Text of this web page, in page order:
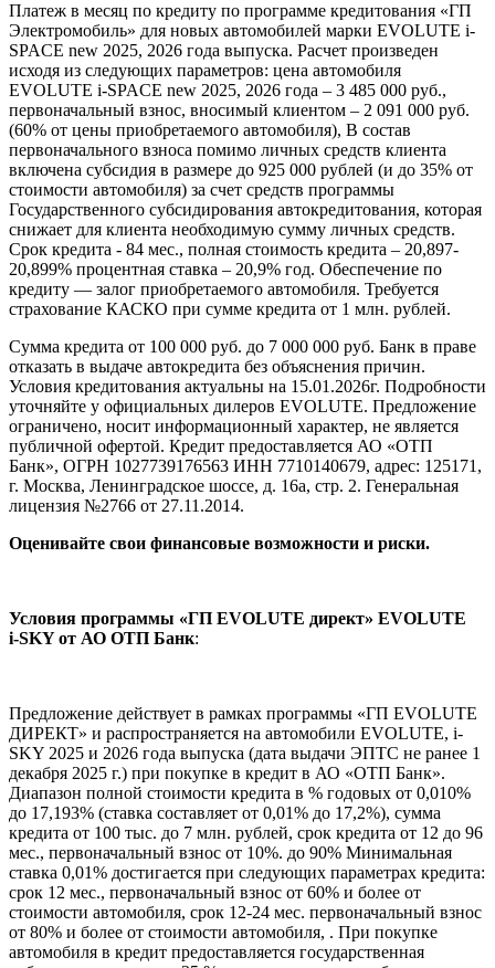
Платеж в месяц по кредиту по программе кредитования «ГП
Электромобиль» для новых автомобилей марки EVOLUTE i-
SPACE new 2025, 2026 года выпуска. Расчет произведен
исходя из следующих параметров: цена автомобиля
EVOLUTE i-SPACE new 2025, 2026 года – 3 485 000 руб.,
первоначальный взнос, вносимый клиентом – 2 091 000 руб.
(60% от цены приобретаемого автомобиля), В состав
первоначального взноса помимо личных средств клиента
включена субсидия в размере до 925 000 рублей (и до 35% от
стоимости автомобиля) за счет средств программы
Государственного субсидирования автокредитования, которая
снижает для клиента необходимую сумму личных средств.
Срок кредита - 84 мес., полная стоимость кредита – 20,897-
20,899% процентная ставка – 20,9% год. Обеспечение по
кредиту — залог приобретаемого автомобиля. Требуется
страхование КАСКО при сумме кредита от 1 млн. рублей.
Сумма кредита от 100 000 руб. до 7 000 000 руб. Банк в праве
отказать в выдаче автокредита без объяснения причин.
Условия кредитования актуальны на 15.01.2026г. Подробности
уточняйте у официальных дилеров EVOLUTE. Предложение
ограничено, носит информационный характер, не является
публичной офертой. Кредит предоставляется АО «ОТП
Банк», ОГРН 1027739176563 ИНН 7710140679, адрес: 125171,
г. Москва, Ленинградское шоссе, д. 16а, стр. 2. Генеральная
лицензия №2766 от 27.11.2014.
Оценивайте свои финансовые возможности и риски.
Условия программы «ГП EVOLUTE директ» EVOLUTE
i‑SKY от АО ОТП Банк:
Предложение действует в рамках программы «ГП EVOLUTE
ДИРЕКТ» и распространяется на автомобили EVOLUTE, i-
SKY 2025 и 2026 года выпуска (дата выдачи ЭПТС не ранее 1
декабря 2025 г.) при покупке в кредит в АО «ОТП Банк».
Диапазон полной стоимости кредита в % годовых от 0,010%
до 17,193% (ставка составляет от 0,01% до 17,2%), сумма
кредита от 100 тыс. до 7 млн. рублей, срок кредита от 12 до 96
мес., первоначальный взнос от 10%. до 90% Минимальная
ставка 0,01% достигается при следующих параметрах кредита:
срок 12 мес., первоначальный взнос от 60% и более от
стоимости автомобиля, срок 12-24 мес. первоначальный взнос
от 80% и более от стоимости автомобиля, . При покупке
автомобиля в кредит предоставляется государственная